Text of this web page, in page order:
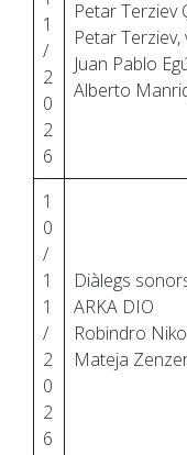
1
/
2
0
2
6
Petar Terziev
Petar
Juan Pablo
Alberto
1
0
/
1
1
/
2
0
2
6
Diàlegs
ARKA DIO
Robindro
Mateja